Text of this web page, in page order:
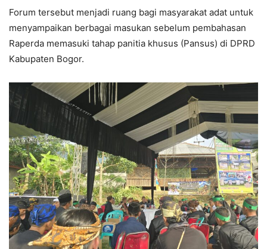
Forum tersebut menjadi ruang bagi masyarakat adat untuk
menyampaikan berbagai masukan sebelum pembahasan
Raperda memasuki tahap panitia khusus (Pansus) di DPRD
Kabupaten Bogor.